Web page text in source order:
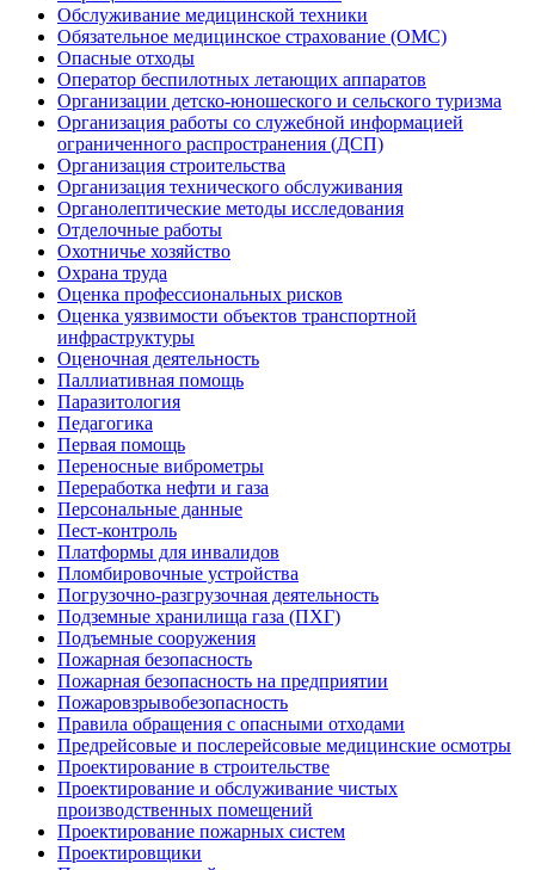
Обслуживание медицинской техники
Обязательное медицинское страхование (ОМС)
Опасные отходы
Оператор беспилотных летающих аппаратов
Организации детско-юношеского и сельского туризма
Организация работы со служебной информацией
ограниченного распространения (ДСП)
Организация строительства
Организация технического обслуживания
Органолептические методы исследования
Отделочные работы
Охотничье хозяйство
Охрана труда
Оценка профессиональных рисков
Оценка уязвимости объектов транспортной
инфраструктуры
Оценочная деятельность
Паллиативная помощь
Паразитология
Педагогика
Первая помощь
Переносные виброметры
Переработка нефти и газа
Персональные данные
Пест-контроль
Платформы для инвалидов
Пломбировочные устройства
Погрузочно-разгрузочная деятельность
Подземные хранилища газа (ПХГ)
Подъемные сооружения
Пожарная безопасность
Пожарная безопасность на предприятии
Пожаровзрывобезопасность
Правила обращения с опасными отходами
Предрейсовые и послерейсовые медицинские осмотры
Проектирование в строительстве
Проектирование и обслуживание чистых
производственных помещений
Проектирование пожарных систем
Проектировщики